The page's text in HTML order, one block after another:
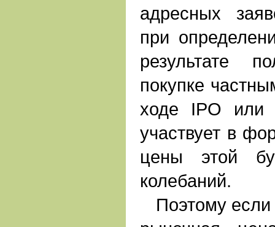
адресных
при
результате
покупке
ходе IPO или
участвует в
цены этой
колебаний.
Поэтому если